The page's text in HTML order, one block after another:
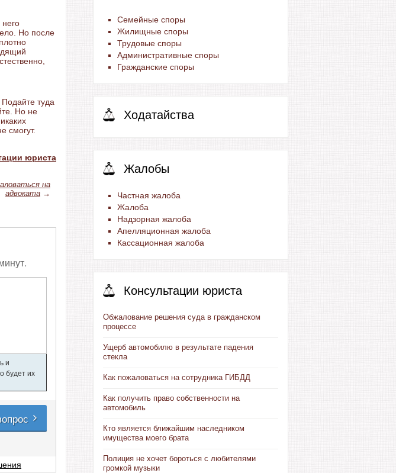
Но после
Подайте туда
Но не
смогут.
юриста
на
адвоката →
и
будет их
Семейные споры
Жилищные споры
Трудовые споры
Административные споры
Гражданские споры
Ходатайства
Жалобы
Частная жалоба
Жалоба
Надзорная жалоба
Апелляционная жалоба
Кассационная жалоба
Консультации юриста
Обжалование решения суда в гражданском
процессе
Ущерб автомобилю в результате падения
стекла
Как пожаловаться на сотрудника ГИБДД
Как получить право собственности на
автомобиль
Кто является ближайшим наследником
имущества моего брата
Полиция не хочет бороться с любителями
громкой музыки